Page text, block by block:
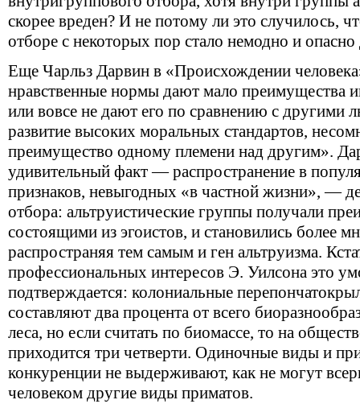
скорее вреден? И не потому ли это случилось,
отборе с некоторых пор стало немодно и
Еще Чарльз Дарвин в «Происхождении
нравственные нормы дают мало преимущества
или вовсе не дают его по сравнению с другими
развитие высоких моральных стандартов,
преимущество одному племени над другим».
удивительный факт — распространение в
признаков, невыгодных «в частной жизни», —
отбора: альтруистические группы получали
состоящими из эгоистов, и становились более
распространяя тем самым и ген альтруизма.
профессиональных интересов Э. Уилсона это
подтверждается: колониальные
составляют два процента от всего
леса, но если считать по биомассе, то на
приходится три четверти. Одиночные виды и
конкуренции не выдерживают, как не могут
человеком другие виды приматов.